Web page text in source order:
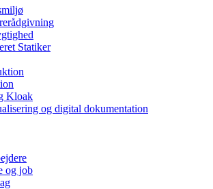
Statiker
Kloak
og digital dokumentation
og job